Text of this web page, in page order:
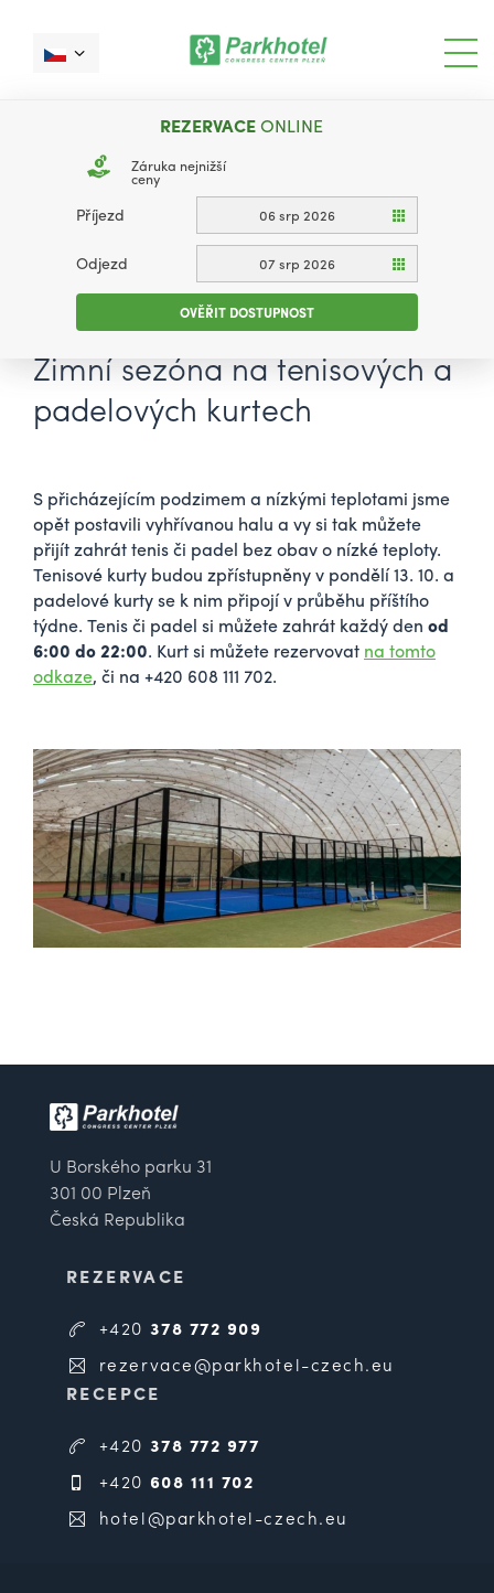
REZERVACEONLINE
Záruka nejnižší
ceny
Příjezd 06 srp 2026
Odjezd 07 srp 2026
OVĚŘIT DOSTUPNOST
Zimní sezóna na tenisových a
padelových kurtech
S přicházejícím podzimem a nízkými teplotami jsme
opět postavili vyhřívanou halu a vy si tak můžete
přijít zahrát tenis či padel bez obav o nízké teploty.
Tenisové kurty budou zpřístupněny v pondělí 13. 10. a
padelové kurty se k nim připojí v průběhu příštího
týdne. Tenis či padel si můžete zahrát každý den od
6:00 do 22:00. Kurt si můžete rezervovat na tomto
odkaze, či na +420 608 111 702.
U Borského parku 31
301 00 Plzeň
Česká Republika
REZERVACE
+420 378 772 909
rezervace@parkhotel-czech.eu
RECEPCE
+420 378 772 977
+420 608 111 702
hotel@parkhotel-czech.eu